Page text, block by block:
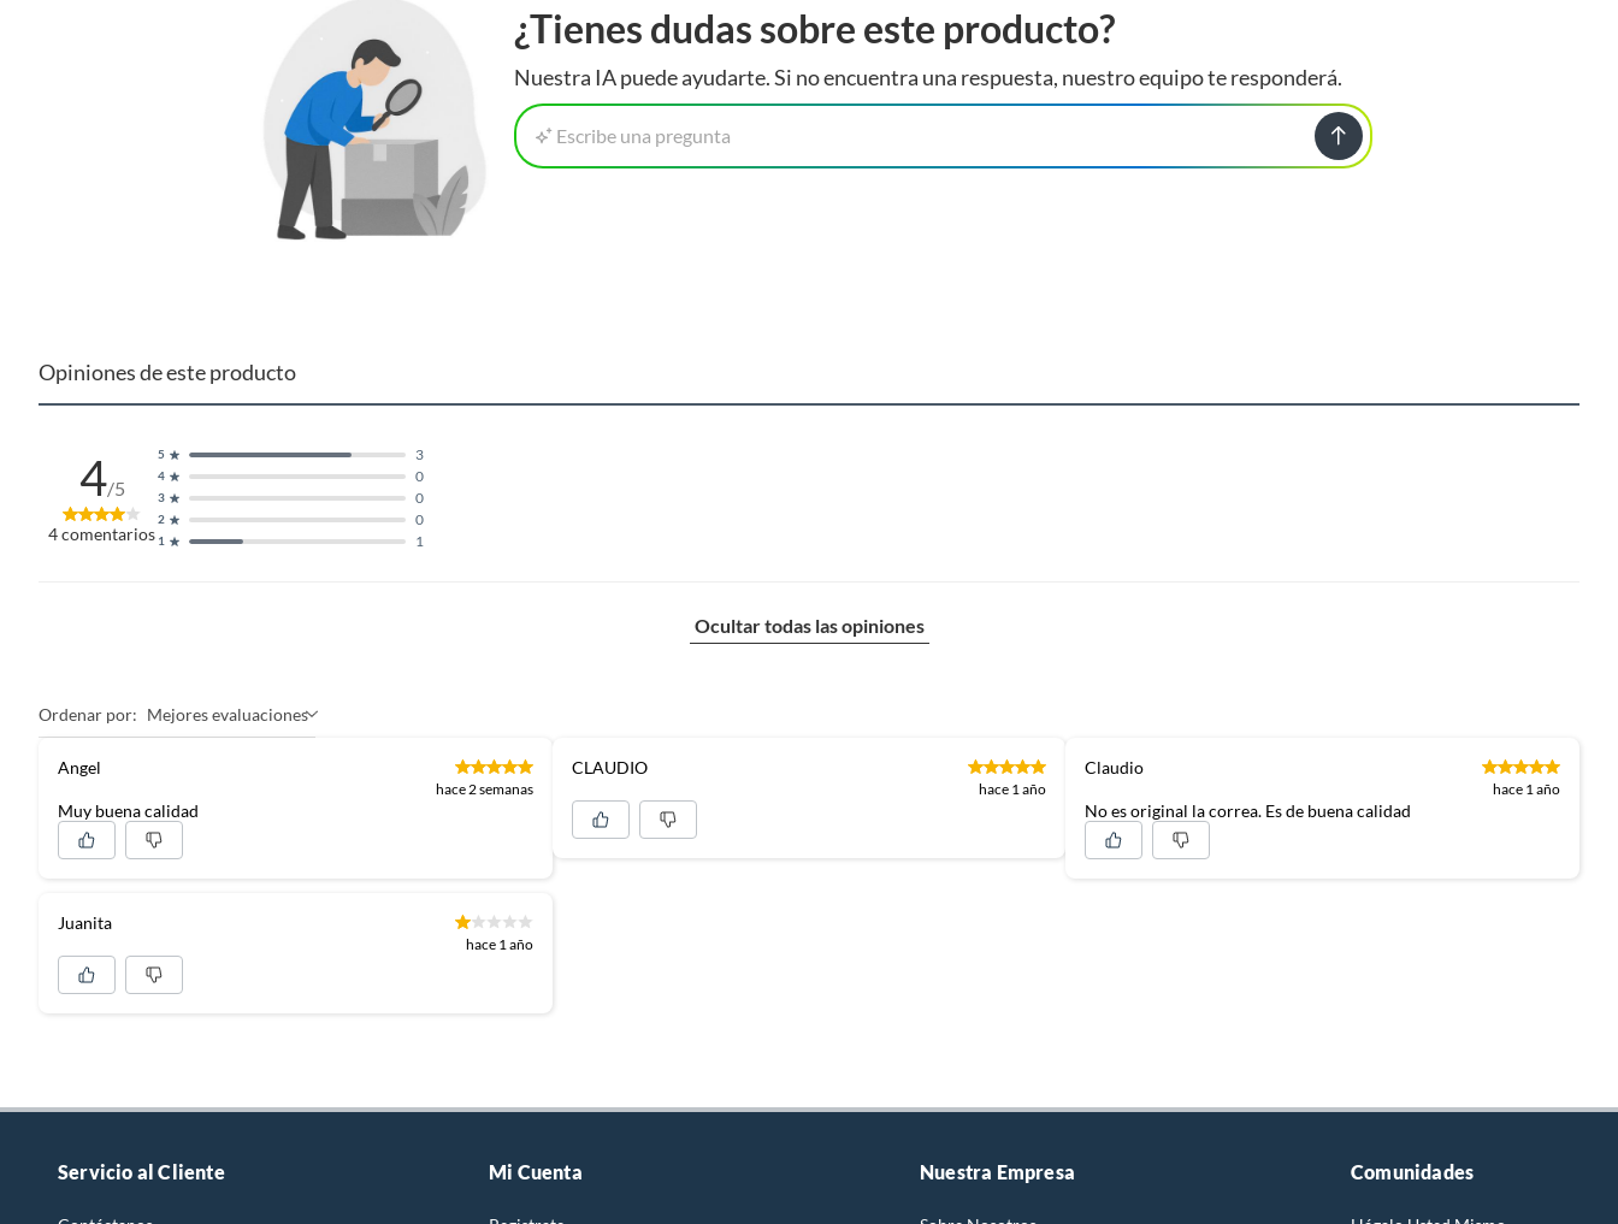
¿Tienes dudas sobre este producto?
Nuestra IA puede ayudarte. Si no encuentra una respuesta, nuestro equipo te responderá.
Escribe una pregunta
Opiniones de este producto
4/5
4comentarios 1 1
2 0
3 0
4 0
5 3
Ocultar todas las opiniones
Ordenar por: Mejores evaluaciones
Angel
hace 2 semanas
Muy buena calidad
Juanita
hace 1 año
CLAUDIO
hace 1 año
Claudio
hace 1 año
No es original la correa. Es de buena calidad
Servicio al Cliente Mi Cuenta Nuestra Empresa Comunidades